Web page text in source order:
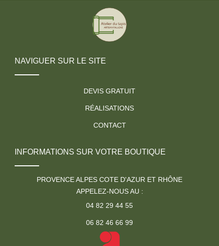
NAVIGUER SUR LE SITE
DEVIS GRATUIT
RÉALISATIONS
CONTACT
INFORMATIONS SUR VOTRE BOUTIQUE
PROVENCE ALPES COTE D'AZUR ET RHÔNE
APPELEZ-NOUS AU :
04 82 29 44 55
06 82 46 66 99